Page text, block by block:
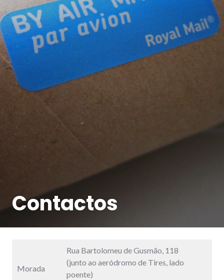
Contactos
Morada
Rua Bartolomeu de Gusmão, 118
(junto ao aeródromo de Tires, lado
poente)